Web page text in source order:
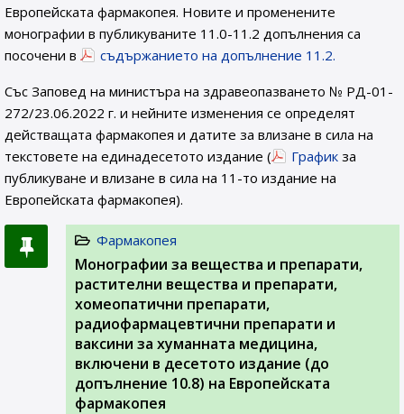
Европейската фармакопея. Новите и променените
монографии в публикуваните 11.0-11.2 допълнения са
посочени в
съдържанието на допълнение 11.2.
Със Заповед на министъра на здравеопазването № РД-01-
272/23.06.2022 г. и нейните изменения се определят
действащата фармакопея и датите за влизане в сила на
текстовете на единадесетото издание (
График за
публикуване и влизане в сила на 11-то издание на
Европейската фармакопея).
Фармакопея
Монографии за вещества и препарати,
растителни вещества и препарати,
хомеопатични препарати,
радиофармацевтични препарати и
ваксини за хуманната медицина,
включени в десетото издание (до
допълнение 10.8) на Европейската
фармакопея